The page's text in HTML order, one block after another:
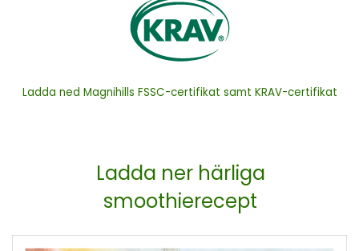
Ladda ned Magnihills FSSC-certifikat samt KRAV-certifikat
Ladda ner härliga
smoothierecept